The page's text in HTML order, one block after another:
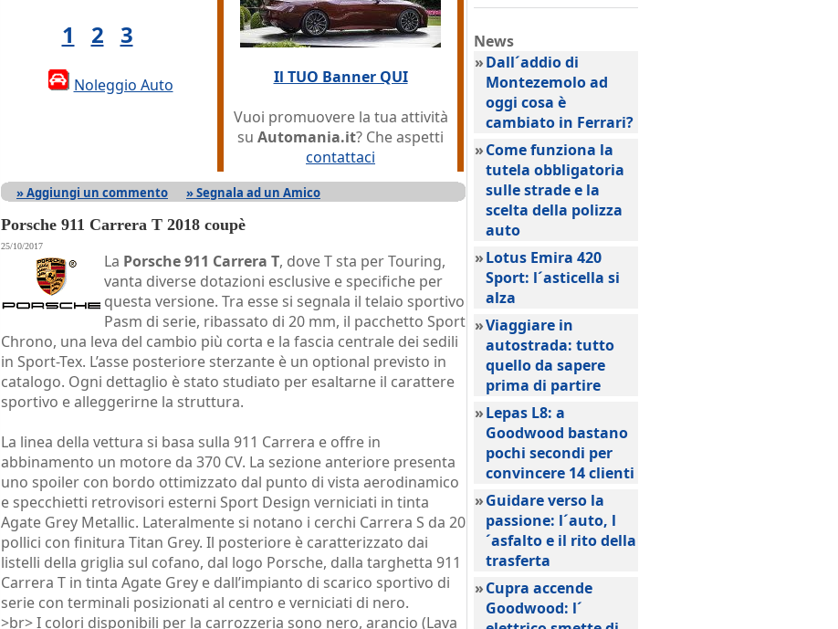
1 2 3
Noleggio Auto
Il TUO Banner QUI
Vuoi promuovere la tua attività
su Automania.it? Che aspetti
contattaci
» Aggiungi un commento » Segnala ad un Amico
Porsche 911 Carrera T 2018 coupè
25/10/2017
La Porsche 911 Carrera T, dove T sta per Touring,
vanta diverse dotazioni esclusive e specifiche per
questa versione. Tra esse si segnala il telaio sportivo
Pasm di serie, ribassato di 20 mm, il pacchetto Sport
Chrono, una leva del cambio più corta e la fascia centrale dei sedili
in Sport-Tex. L’asse posteriore sterzante è un optional previsto in
catalogo. Ogni dettaglio è stato studiato per esaltarne il carattere
sportivo e alleggerirne la struttura.
La linea della vettura si basa sulla 911 Carrera e offre in
abbinamento un motore da 370 CV. La sezione anteriore presenta
uno spoiler con bordo ottimizzato dal punto di vista aerodinamico
e specchietti retrovisori esterni Sport Design verniciati in tinta
Agate Grey Metallic. Lateralmente si notano i cerchi Carrera S da 20
pollici con finitura Titan Grey. Il posteriore è caratterizzato dai
listelli della griglia sul cofano, dal logo Porsche, dalla targhetta 911
Carrera T in tinta Agate Grey e dall’impianto di scarico sportivo di
serie con terminali posizionati al centro e verniciati di nero.
>br> I colori disponibili per la carrozzeria sono nero, arancio (Lava
News
»Dall´addio di
Montezemolo ad
oggi cosa è
cambiato in Ferrari?
»Come funziona la
tutela obbligatoria
sulle strade e la
scelta della polizza
auto
»Lotus Emira 420
Sport: l´asticella si
alza
»Viaggiare in
autostrada: tutto
quello da sapere
prima di partire
»Lepas L8: a
Goodwood bastano
pochi secondi per
convincere 14 clienti
»Guidare verso la
passione: l´auto, l
´asfalto e il rito della
trasferta
»Cupra accende
Goodwood: l´